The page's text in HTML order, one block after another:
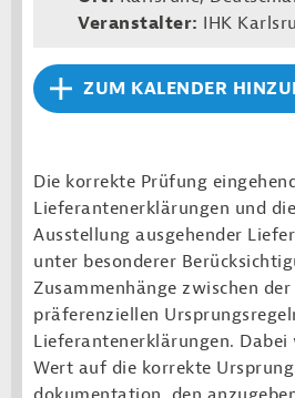
Veranstalter: IHK
ZUM KALENDER
Die korrekte Prüfung
Lieferantenerklärungen und
Ausstellung ausgehender
unter besonderer
Zusammenhänge zwischen
präferenziellen
Lieferantenerklärungen. Dabei
Wert auf die korrekte